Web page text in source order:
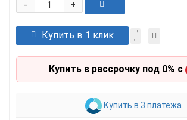
+
-
Купить в 1 клик
Купить в рассрочку под 0% с
Купить в 3 платежа